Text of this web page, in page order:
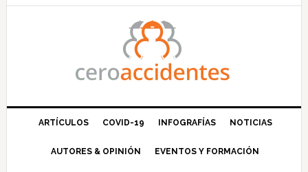
principal
ARTÍCULOS COVID-19 INFOGRAFÍAS NOTICIAS
AUTORES & OPINIÓN EVENTOS Y FORMACIÓN